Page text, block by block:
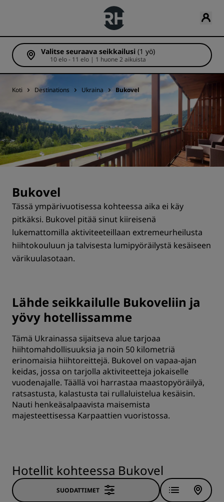
Valitse seuraava seikkailusi (1 yö)
10 elo - 11 elo | 1 huone 2 aikuista
Koti Destinations Ukraina Bukovel
Bukovel
Tässä ympärivuotisessa kohteessa aika ei käy
pitkäksi. Bukovel pitää sinut kiireisenä
lukemattomilla aktiviteeteillaan extremeurheilusta
hiihtokouluun ja talvisesta lumipyöräilystä kesäiseen
värikuulasotaan.
Lähde seikkailulle Bukoveliin ja
yövy hotellissamme
Tämä Ukrainassa sijaitseva alue tarjoaa
hiihtomahdollisuuksia ja noin 50 kilometriä
erinomaisia hiihtoreittejä. Bukovel on vapaa-ajan
keidas, jossa on tarjolla aktiviteetteja jokaiselle
vuodenajalle. Täällä voi harrastaa maastopyöräilyä,
ratsastusta, kalastusta tai rullaluistelua kesäisin.
Nauti henkeäsalpaavista maisemista
majesteettisessa Karpaattien vuoristossa.
Hotellit kohteessa Bukovel
SUODATTIMET